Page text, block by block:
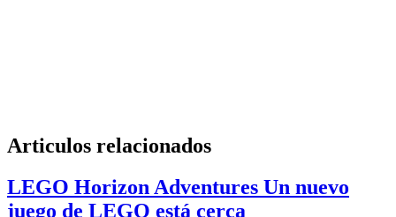
Articulos relacionados
LEGO Horizon Adventures Un nuevo
juego de LEGO está cerca